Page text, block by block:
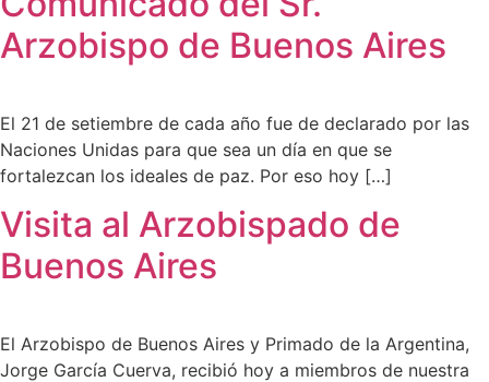
Arzobispo de Buenos Aires
El 21 de setiembre de cada año fue de declarado por las
Naciones Unidas para que sea un día en que se
fortalezcan los ideales de paz. Por eso hoy […]
Visita al Arzobispado de
Buenos Aires
El Arzobispo de Buenos Aires y Primado de la Argentina,
Jorge García Cuerva, recibió hoy a miembros de nuestra